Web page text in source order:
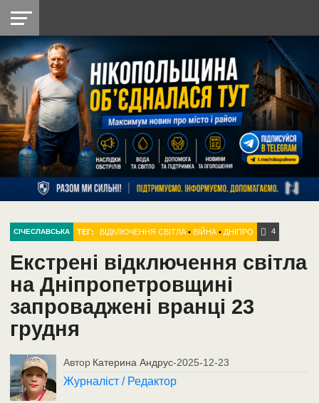
НІКОПОЛЬ
РАЙОН
СІЧЕСЛАВСЬКА
УКРАЇНА
РЕТРО
НІКОПОЛЬ
ЛАЙТ
УКРАЇНА
ДОПОМОГА
РАДІО
СІЧЕСЛАВСЬКА ТЕГ: ВІДКЛЮЧЕННЯ СВІТЛА •ВІЙНА • ДНІПРО 4
Екстрені відключення світла
на Дніпропетровщині
запроваджені вранці 23
грудня
Автор Катерина Андрус-2025-12-23
Журналіст / Редактор